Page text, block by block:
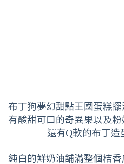
布丁狗夢幻甜點王國蛋糕擺
有酸甜可口的奇異果以及粉
還有Q軟的布丁造
純白的鮮奶油舖滿整個桔